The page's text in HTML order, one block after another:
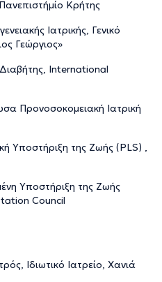
Κρήτης
Ιατρικής, Γενικό
Γεώργιος»
International
Προνοσοκομειακή Ιατρική
Υποστήριξη της Ζωής (PLS) ,
Υποστήριξη της Ζωής
Council
Ιδιωτικό Ιατρείο, Χανιά